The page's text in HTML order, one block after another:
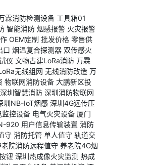
霖消防检测设备 工具箱01
智能消防 烟感报警 火灾报警
OEM定制 批发价格 零售供
口 烟温复合探测器 双传感火
仪 文物古建LoRa消防 万霖
无线组网 无线消防改造 万
物联网消防设备 大鹏新区投
深圳智慧消防 深圳消防物联网
圳NB-IoT烟感 深圳4G远传压
监控设备 电气火灾设备 厦门
920 用户信息传输装置 消防
守 消防托管 单人值守 轨道交
老院消防远程值守 养老院4G烟
钮 深圳热成像火灾监测 热成